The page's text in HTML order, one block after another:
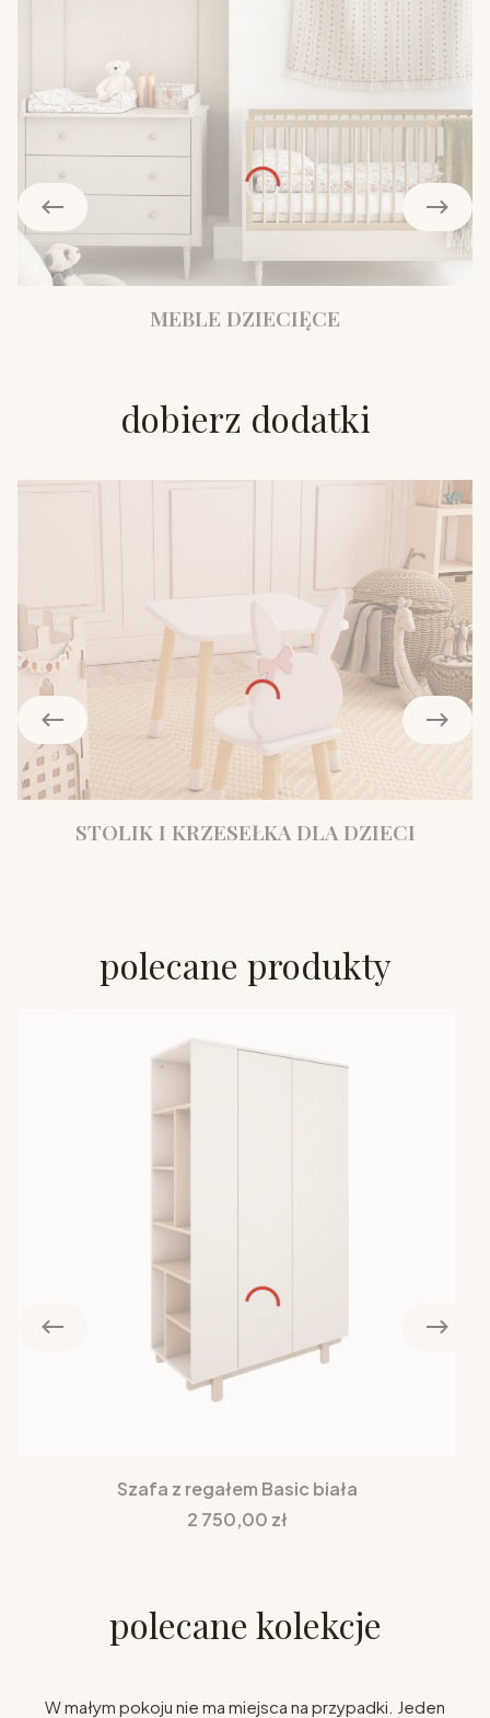
MEBLE DZIECIĘCE
dobierz dodatki
STOLIK I KRZESEŁKA DLA DZIECI
polecane produkty
Szafa z regałem Basic biała
Cena
2 750,00 zł
polecane kolekcje
W małym pokoju nie ma miejsca na przypadki. Jeden